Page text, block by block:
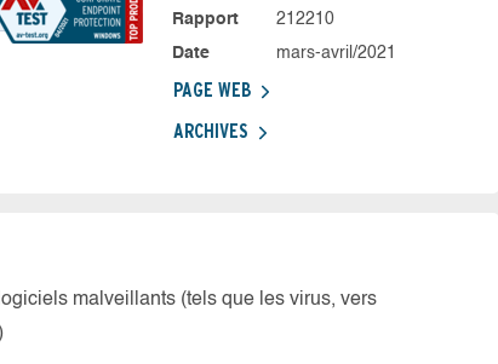
Rapport
212210
Date
mars-avril/2021
PAGE WEB
ARCHIVES
malveillants (tels que les virus, vers